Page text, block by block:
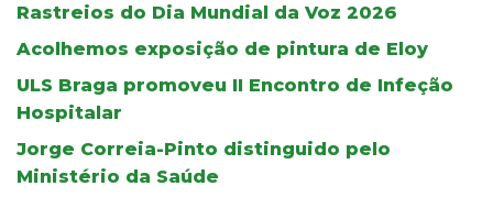
Rastreios do Dia Mundial da Voz 2026
Acolhemos exposição de pintura de Eloy
ULS Braga promoveu II Encontro de Infeção
Hospitalar
Jorge Correia-Pinto distinguido pelo
Ministério da Saúde